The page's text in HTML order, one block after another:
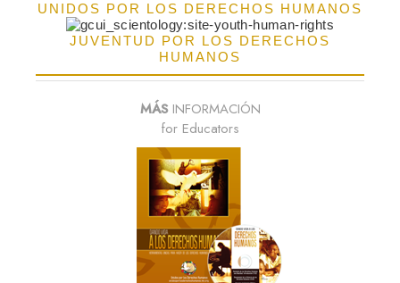
UNIDOS POR LOS DERECHOS HUMANOS
JUVENTUD POR LOS DERECHOS
HUMANOS
MÁSINFORMACIÓN
for Educators